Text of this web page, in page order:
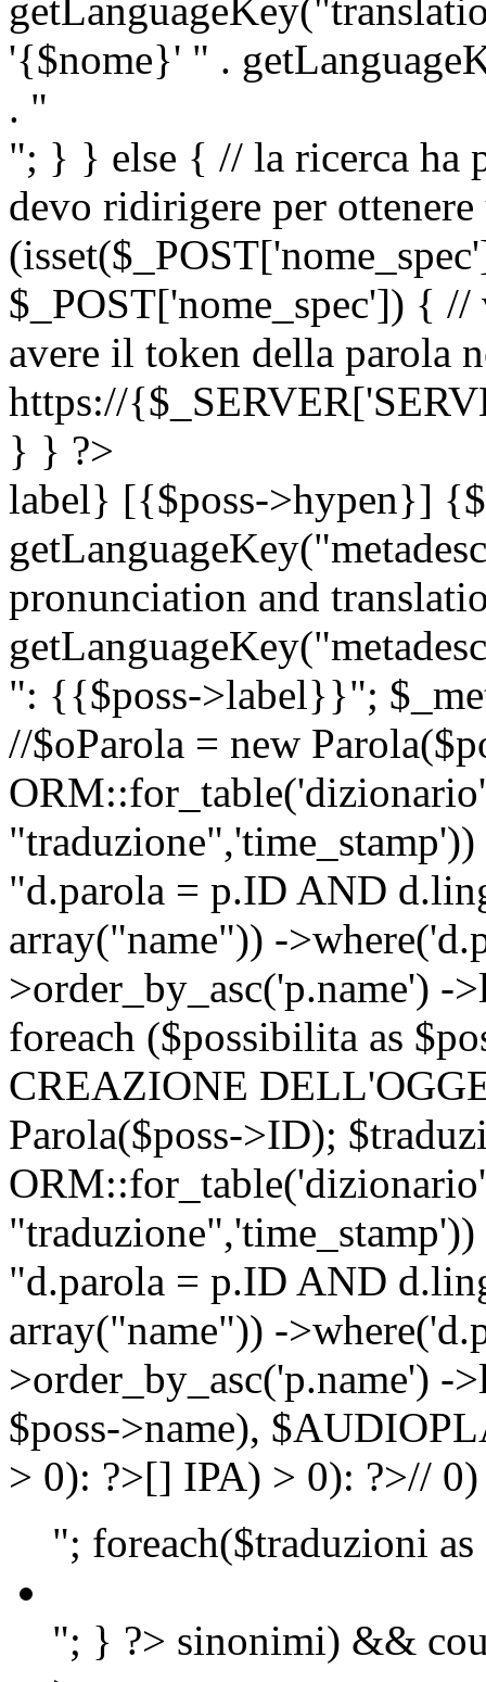
'{$nome}' " .
. "
"; } } else { // la ricerca ha
devo ridirigere per
$_POST['nome_spec']) {
avere il token della parola
https://
} } ?>
label} [{$poss->hypen}]
pronunciation and
": {{$poss->label}}";
//$oParola = new
"d.parola = p.ID AND
array("name")) -
>order_by_asc('p.name')
foreach ($possibilita as
CREAZIONE
Parola($poss->ID);
"d.parola = p.ID AND
array("name")) -
>order_by_asc('p.name')
$poss->name),
> 0): ?>[] IPA) > 0): ?>//
"; foreach($traduzioni
"; } ?> sinonimi) &&